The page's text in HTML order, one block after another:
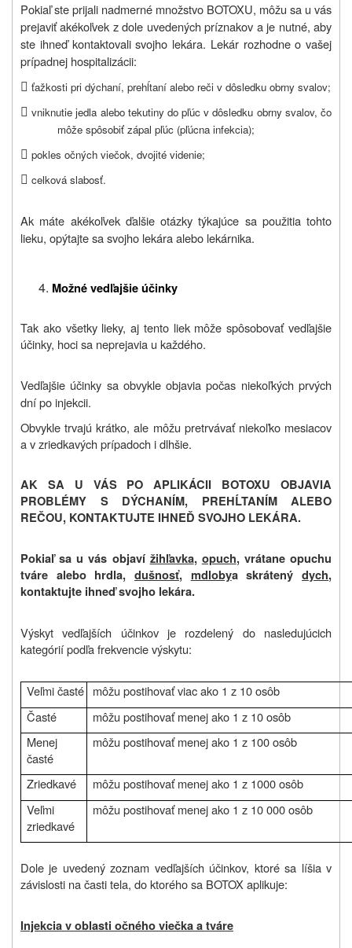
Pokiaľ ste prijali nadmerné množstvo BOTOXU, môžu sa u vás
prejaviť akékoľvek z dole uvedených príznakov a je nutné, aby
ste ihneď kontaktovali svojho lekára. Lekár rozhodne o vašej
prípadnej hospitalizácii:
 ťažkosti pri dýchaní, prehĺtaní alebo reči v dôsledku obrny svalov;
vniknutie jedla alebo tekutiny do pľúc v dôsledku obrny svalov, čo
môže spôsobiť zápal pľúc (pľúcna infekcia);
 pokles očných viečok, dvojité videnie;
 celková slabosť.
Ak máte akékoľvek ďalšie otázky týkajúce sa použitia tohto
lieku, opýtajte sa svojho lekára alebo lekárnika.
Možné vedľajšie účinky
Tak ako všetky lieky, aj tento liek môže spôsobovať vedľajšie
účinky, hoci sa neprejavia u každého.
Vedľajšie účinky sa obvykle objavia počas niekoľkých prvých
dní po injekcii.
Obvykle trvajú krátko, ale môžu pretrvávať niekoľko mesiacov
a v zriedkavých prípadoch i dlhšie.
AK SA U VÁS PO APLIKÁCII BOTOXU OBJAVIA
PROBLÉMY S DÝCHANÍM, PREHĹTANÍM ALEBO
REČOU, KONTAKTUJTE IHNEĎ SVOJHO LEKÁRA.
Pokiaľ sa u vás objaví žihľavka, opuch, vrátane opuchu
tváre alebo hrdla, dušnosť, mdlobya skrátený dych,
kontaktujte ihneď svojho lekára.
Výskyt vedľajších účinkov je rozdelený do nasledujúcich
kategórií podľa frekvencie výskytu:
Veľmi časté môžu postihovať viac ako 1 z 10 osôb
Časté
môžu postihovať menej ako 1 z 10 osôb
Menej
časté
môžu postihovať menej ako 1 z 100 osôb
Zriedkavé
môžu postihovať menej ako 1 z 1000 osôb
Veľmi
zriedkavé
môžu postihovať menej ako 1 z 10 000 osôb
Dole je uvedený zoznam vedľajších účinkov, ktoré sa líšia v
závislosti na časti tela, do ktorého sa BOTOX aplikuje:
Injekcia v oblasti očného viečka a tváre